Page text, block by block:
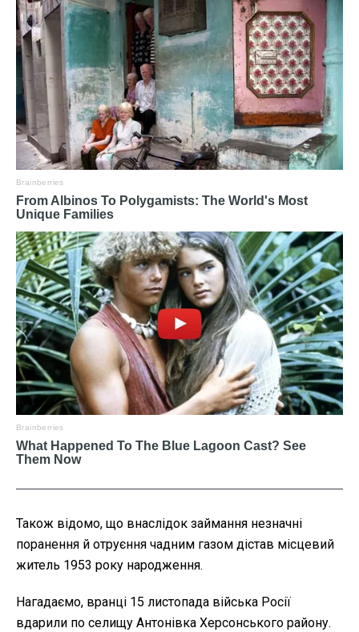
Також відомо, що внаслідок займання незначні
поранення й отруєння чадним газом дістав місцевий
житель 1953 року народження.
Нагадаємо, вранці 15 листопада війська Росії
вдарили по селищу Антонівка Херсонського району.